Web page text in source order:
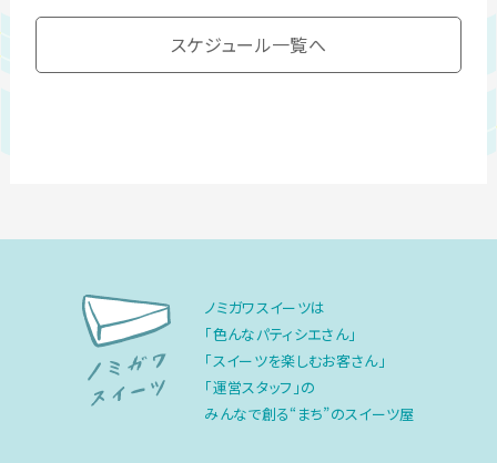
スケジュール一覧へ
ノミガワスイーツは
「色んなパティシエさん」
「スイーツを楽しむお客さん」
「運営スタッフ」の
みんなで創る“まち”のスイーツ屋